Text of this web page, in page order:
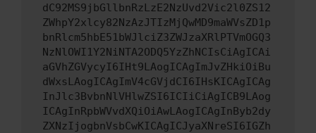
dC92MS9jbGllbnRzLzE2NzUvd2Vic2l0ZS12
ZWhpY2xlcy82NzAzJTIzMjQwMD9maWVsZD1p
bnRlcm5hbE51bWJlciZ3ZWJzaXRlPTVmOGQ3
NzNlOWI1Y2NiNTA2ODQ5YzZhNCIsCiAgICAi
aGVhZGVycyI6IHt9LAogICAgImJvZHkiOiBu
dWxsLAogICAgImV4cGVjdCI6IHsKICAgICAg
InJlc3BvbnNlVHlwZSI6ICIiCiAgICB9LAog
ICAgInRpbWVvdXQiOiAwLAogICAgInByb2dy
ZXNzIjogbnVsbCwKICAgICJyaXNreSI6IGZh